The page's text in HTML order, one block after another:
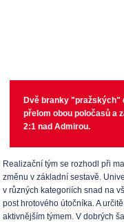
Dvě branky "pražských"
přelom obou poločasů a
2:1 nad Admirou.
Realizační tým se rozhodl při
změnu v základní sestavě.
v různých kategoriích snad na
post hrotového útočníka. A
aktivnějším týmem. V dobrých